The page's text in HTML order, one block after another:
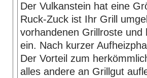
Der Vulkanstein hat eine
Ruck-Zuck ist Ihr Grill
vorhandenen Grillroste und
ein. Nach kurzer
Der Vorteil zum
alles andere an Grillgut